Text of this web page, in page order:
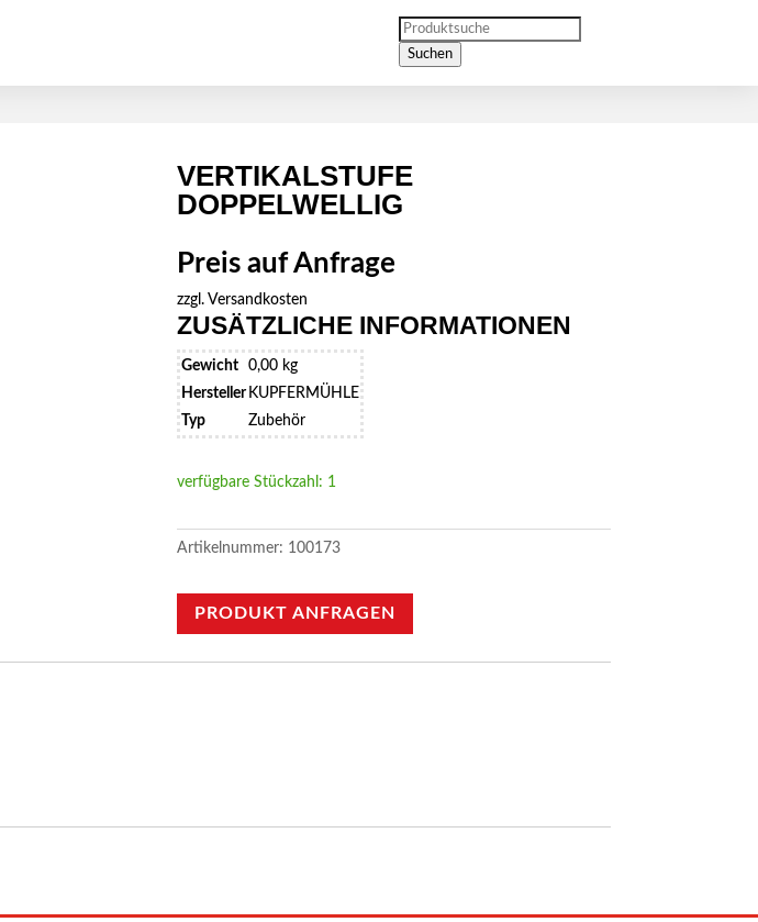
Products
search
Suchen
VERTIKALSTUFE
DOPPELWELLIG
Preis auf Anfrage
zzgl. Versandkosten
ZUSÄTZLICHE INFORMATIONEN
Gewicht
0,00 kg
Hersteller KUPFERMÜHLE
Typ
Zubehör
verfügbare Stückzahl: 1
Artikelnummer: 100173
PRODUKT ANFRAGEN